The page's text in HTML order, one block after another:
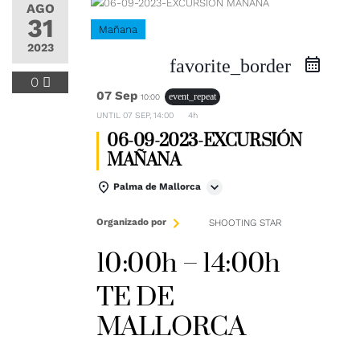
AGO
31
2023
0
Mañana
favorite_border
07 Sep 10:00
event_repeat
UNTIL 07 SEP, 14:00 4h
06-09-2023-EXCURSIÓN
MAÑANA
Palma de Mallorca
Organizado por SHOOTING STAR
10:00h – 14:00h
TE DE
MALLORCA